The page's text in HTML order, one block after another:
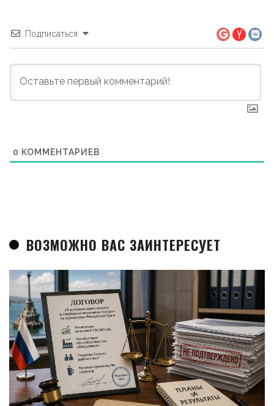
Подписаться
0 КОММЕНТАРИЕВ
ВОЗМОЖНО ВАС ЗАИНТЕРЕСУЕТ